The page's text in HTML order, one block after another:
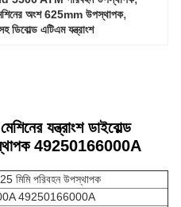
অংশ 625mm উপস্থাপক,
সহ ডিবোল্ড এটিএম যন্ত্রাংশ
যন্ত্রাংশ ডাইবোল্ড
49250166000A
মিমি পরিবহন উপস্থাপক
49250166000A